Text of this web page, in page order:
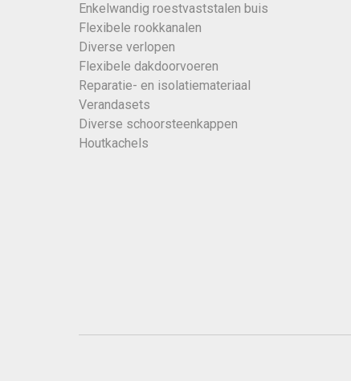
Enkelwandig roestvaststalen buis
Flexibele rookkanalen
Diverse verlopen
Flexibele dakdoorvoeren
Reparatie- en isolatiemateriaal
Verandasets
Diverse schoorsteenkappen
Houtkachels